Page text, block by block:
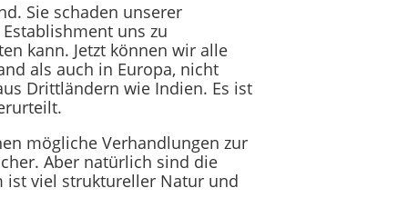
Sie schaden unserer
uns zu
kann. Jetzt können wir alle
als auch in Europa, nicht
Drittländern wie Indien. Es ist
mögliche Verhandlungen zur
Aber natürlich sind die
ist viel struktureller Natur und